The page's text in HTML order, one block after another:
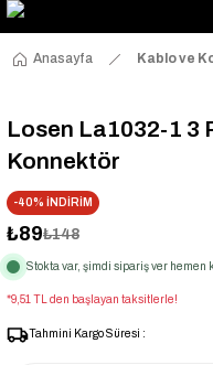
Anasayfa Kablo ve
Losen La1032-1 3
Konnektör
-40% İNDİRİM
₺89₺148
Stokta var, şimdi sipariş ver hemen
*9,51 TL den başlayan taksitlerle!
Tahmini Kargo Süresi :